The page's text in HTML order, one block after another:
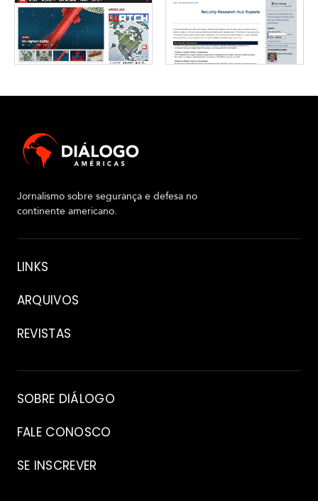
Jornalismo sobre segurança e defesa no
continente americano.
Sobre
LINKS
ARQUIVOS
REVISTAS
Arquivo
SOBRE DIÁLOGO
FALE CONOSCO
SE INSCREVER